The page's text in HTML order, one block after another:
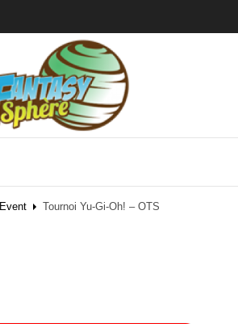
Event Tournoi Yu-Gi-Oh! – OTS